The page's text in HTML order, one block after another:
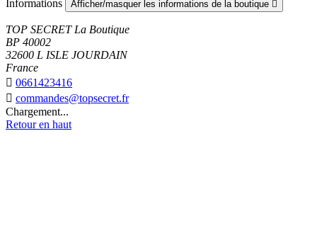
Informations Afficher/masquer les informations de la boutique 
TOP SECRET La Boutique
BP 40002
32600 L ISLE JOURDAIN
France
 0661423416
 commandes@topsecret.fr
Chargement...
Retour en haut